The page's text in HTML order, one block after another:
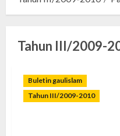
Tahun III/2009-
Buletin gaulislam
Tahun III/2009-2010